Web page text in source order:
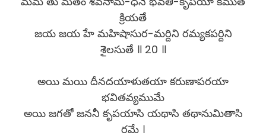
క్రియతే
జయ జయ హే మహిషాసుర-మర్దిని రమ్యకపర్దిని
శైలసుతే ॥ 20 ॥
అయి మయి దీనదయాళుతయా కరుణాపరయా
భవితవ్యముమే
అయి జగతో జననీ కృపయాసి యథాసి తథానుమితాసి
రమే ।